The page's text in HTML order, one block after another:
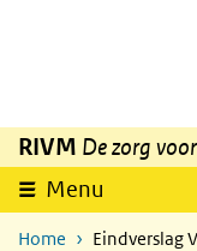
Overslaan en naar de
RIVM De zorg
Menu
Home Eindverslag